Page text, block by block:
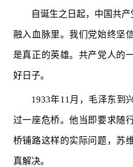
自诞生之日起，中国共产
融入血脉里。我们党始终坚
是真正的英雄。共产党人的
好日子。
1933年11月，毛泽东到
过一座危桥。他当即要求随
桥铺路这样的实际问题，苏
真解决。